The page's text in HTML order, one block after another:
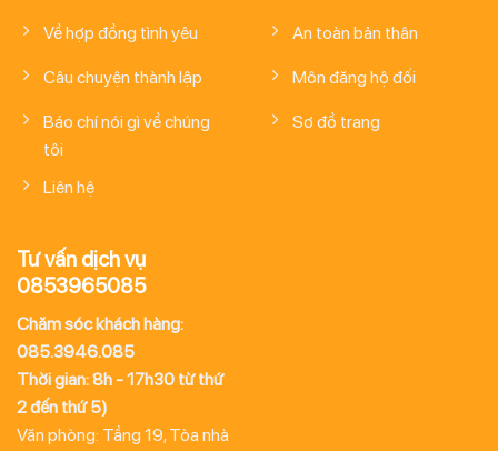
Về hợp đồng tình yêu
Câu chuyện thành lập
Báo chí nói gì về chúng
tôi
Liên hệ
An toàn bản thân
Môn đăng hộ đối
Sơ đồ trang
Tư vấn dịch vụ
0853965085
Chăm sóc khách hàng:
085.3946.085
Thời gian: 8h - 17h30 từ thứ
2 đến thứ 5)
Văn phòng: Tầng 19, Tòa nhà